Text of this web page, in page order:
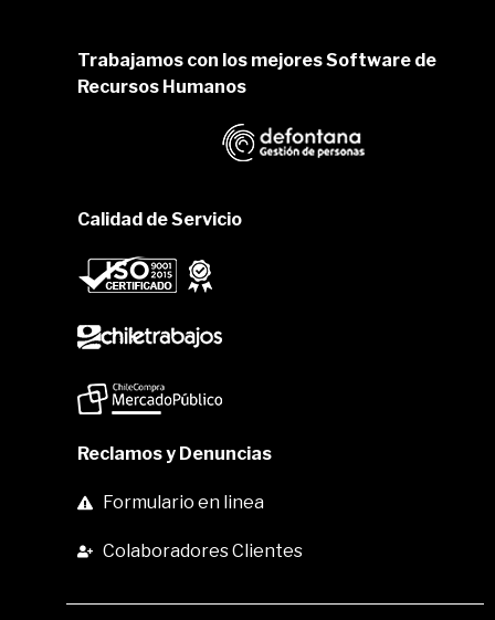
Trabajamos con los mejores Software de
Recursos Humanos
Calidad de Servicio
Reclamos y Denuncias
Formulario en linea
Colaboradores Clientes